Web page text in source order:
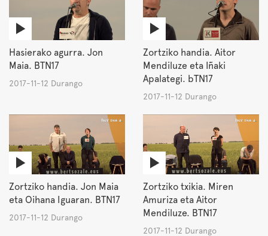
Hasierako agurra. Jon
Maia. BTN17
2017-11-12 Durango
Zortziko handia. Aitor
Mendiluze eta Iñaki
Apalategi. bTN17
2017-11-12 Durango
Zortziko handia. Jon Maia
eta Oihana Iguaran. BTN17
2017-11-12 Durango
Zortziko txikia. Miren
Amuriza eta Aitor
Mendiluze. BTN17
2017-11-12 Durango